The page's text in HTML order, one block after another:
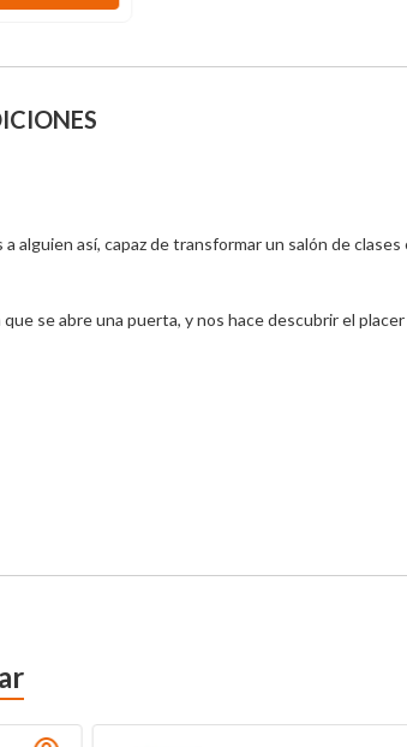
alguien así, capaz de transformar un salón de clases
se abre una puerta, y nos hace descubrir el placer